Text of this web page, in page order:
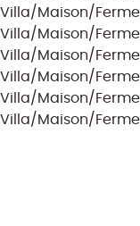
Villa/Maison/
Villa/Maison/
Villa/Maison/
Villa/Maison/
Villa/Maison/
Villa/Maison/